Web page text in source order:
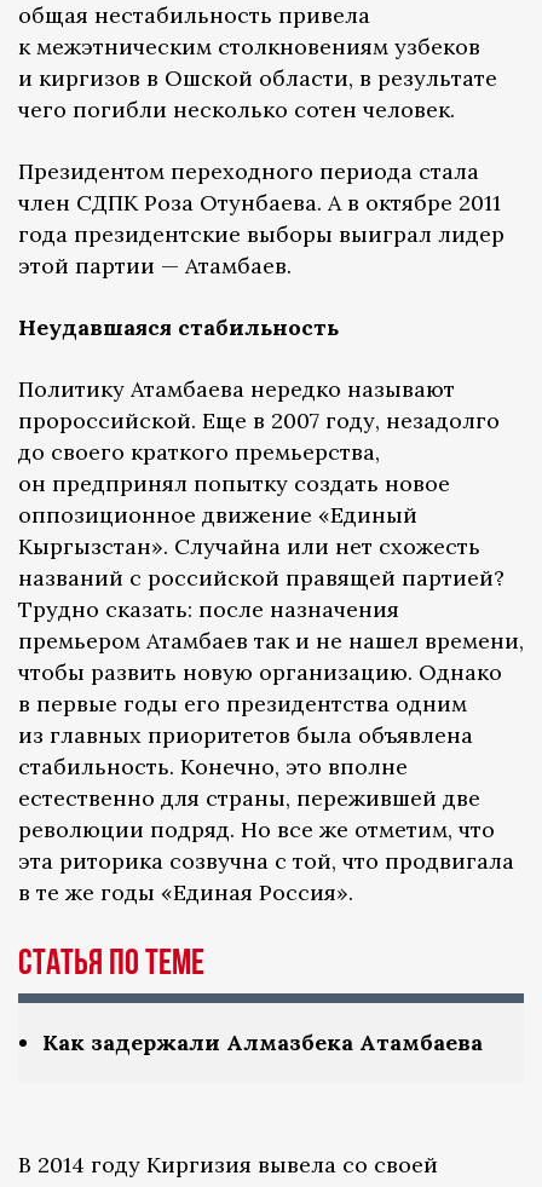
общая нестабильность привела
к межэтническим столкновениям узбеков
и киргизов в Ошской области, в результате
чего погибли несколько сотен человек.
Президентом переходного периода стала
член СДПК Роза Отунбаева. А в октябре 2011
года президентские выборы выиграл лидер
этой партии — Атамбаев.
Неудавшаяся стабильность
Политику Атамбаева нередко называют
пророссийской. Еще в 2007 году, незадолго
до своего краткого премьерства,
он предпринял попытку создать новое
оппозиционное движение «Единый
Кыргызстан». Случайна или нет схожесть
названий с российской правящей партией?
Трудно сказать: после назначения
премьером Атамбаев так и не нашел времени,
чтобы развить новую организацию. Однако
в первые годы его президентства одним
из главных приоритетов была объявлена
стабильность. Конечно, это вполне
естественно для страны, пережившей две
революции подряд. Но все же отметим, что
эта риторика созвучна с той, что продвигала
в те же годы «Единая Россия».
Статья по теме
Как задержали Алмазбека Атамбаева
В 2014 году Киргизия вывела со своей